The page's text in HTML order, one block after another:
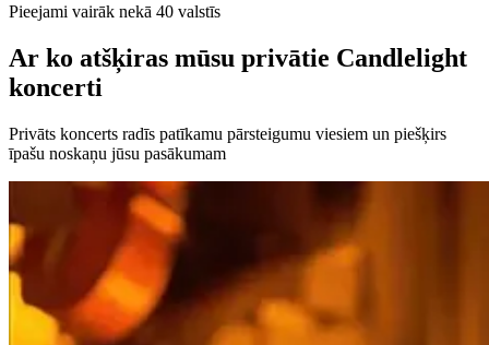
Pieejami vairāk nekā 40 valstīs
Ar ko atšķiras mūsu privātie Candlelight
koncerti
Privāts koncerts radīs patīkamu pārsteigumu viesiem un piešķirs
īpašu noskaņu jūsu pasākumam